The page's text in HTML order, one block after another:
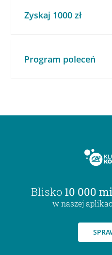
Zyskaj 1000 zł
Program poleceń
Blisko 10 000
w naszej